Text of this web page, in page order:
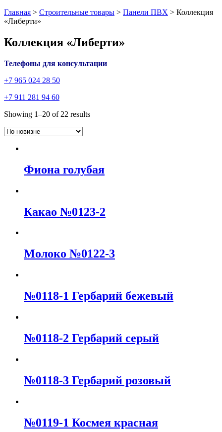
Главная > Строительные товары > Панели ПВХ > Коллекция
«Либерти»
Коллекция «Либерти»
Телефоны для консультации
+7 965 024 28 50
+7 911 281 94 60
Showing 1–20 of 22 results
Фиона голубая
Какао №0123-2
Молоко №0122-3
№0118-1 Гербарий бежевый
№0118-2 Гербарий серый
№0118-3 Гербарий розовый
№0119-1 Космея красная